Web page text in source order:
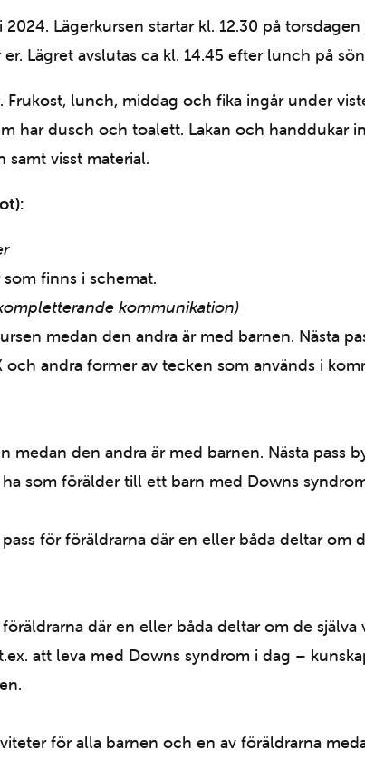
Lägerkursen startar kl. 12.30 på torsdagen
Lägret avslutas ca kl. 14.45 efter lunch på
lunch, middag och fika ingår under
dusch och toalett. Lakan och handdukar
visst material.
finns i schemat.
kommunikation)
medan den andra är med barnen. Nästa
andra former av tecken som används i
den andra är med barnen. Nästa pass
som förälder till ett barn med Downs
för föräldrarna där en eller båda deltar om
där en eller båda deltar om de själva
att leva med Downs syndrom i dag –
för alla barnen och en av föräldrarna